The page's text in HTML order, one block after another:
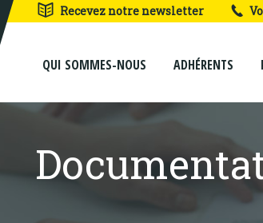
Recevez notre newsletter
QUI SOMMES-NOUS ADHÉRENTS